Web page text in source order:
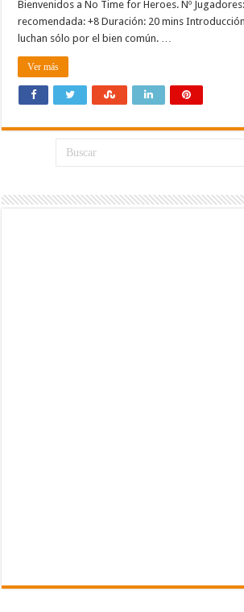
Bienvenidos a No Time for Heroes. Nº
recomendada: +8 Duración: 20 mins
luchan sólo por el bien común. …
Ver más